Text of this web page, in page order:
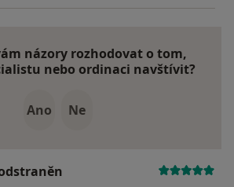
názory rozhodovat o tom,
nebo ordinaci navštívit?
Ano Ne